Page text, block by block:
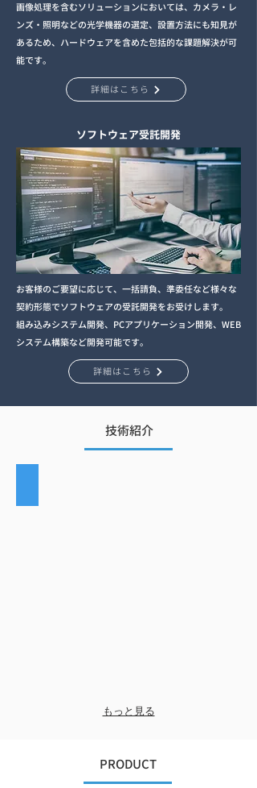
画像処理を含むソリューションにおいては、カメラ・レ
ンズ・照明などの光学機器の選定、設置方法にも知見が
あるため、ハードウェアを含めた包括的な課題解決が可
能です。
詳細はこちら
ソフトウェア受託開発
お客様のご要望に応じて、一括請負、準委任など様々な
契約形態でソフトウェアの受託開発をお受けします。
組み込みシステム開発、PCアプリケーション開発、WEB
システム構築など開発可能です。
詳細はこちら
技術紹介
もっと見る
PRODUCT